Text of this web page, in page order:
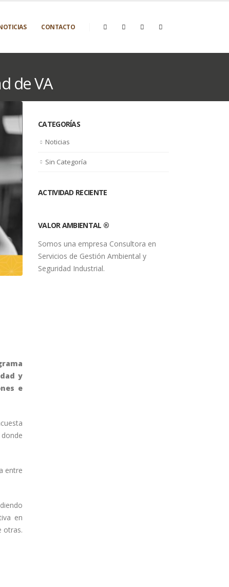
CONTACTO
de VA
y
e
entre
en
otras.
CATEGORÍAS
Noticias
Sin Categoría
ACTIVIDAD RECIENTE
VALOR AMBIENTAL ®
Somos una empresa Consultora en
Servicios de Gestión Ambiental y
Seguridad Industrial.